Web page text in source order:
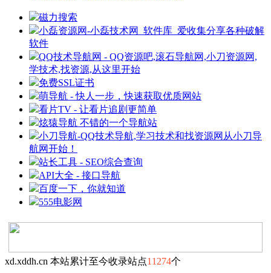
磁力搜索
小磊资源网-小磊技术网_软件库_爱收集分享各种破解
软件
QQ技术导航网 - QQ资源吧,滚石导航网,小刀资源网,
学技术,找资源,从这里开始
免费SSL证书
萌导航 - 快人一步，快速获取优质网站
看片TV - 让看片追剧更简单
炫猿导航 不错的一个导航站
小刀导航-QQ技术导航,学习技术和找资源网从小刀导
航网开始！
站长工具 - SEO综合查询
API大全 - 接口导航
百度一下，你就知道
555电影网
xd.xddh.cn 本站累计至今收录站点11274个